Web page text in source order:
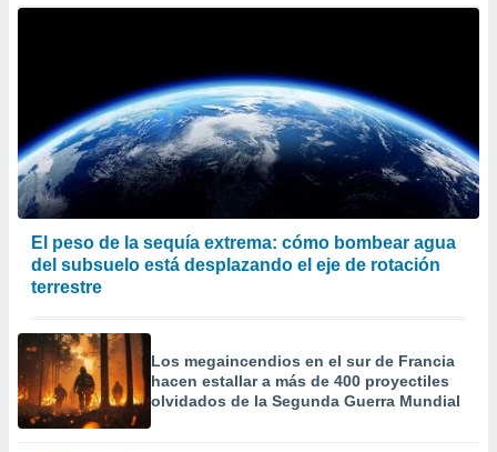
El peso de la sequía extrema: cómo bombear agua
del subsuelo está desplazando el eje de rotación
terrestre
Los megaincendios en el sur de Francia
hacen estallar a más de 400 proyectiles
olvidados de la Segunda Guerra Mundial